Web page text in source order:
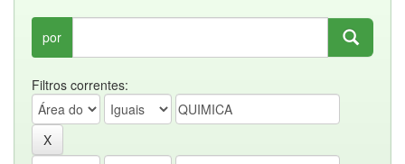
por
Filtros correntes: